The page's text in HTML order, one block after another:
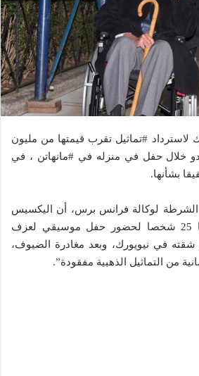
#تماثيل تقرب قيمتها من مليون
خلال حفل في منزله في #مانهاتن ، في
بشأنها.
لوكالة فرانس برس، أن اليكسيس
غريغوري (81 عاما) دعا 25 شخصا لحضور حفل موسيقي لعزف
في نيويورك، وبعد مغادرة الضيوف،
من التماثيل الذهبية مفقودة”.